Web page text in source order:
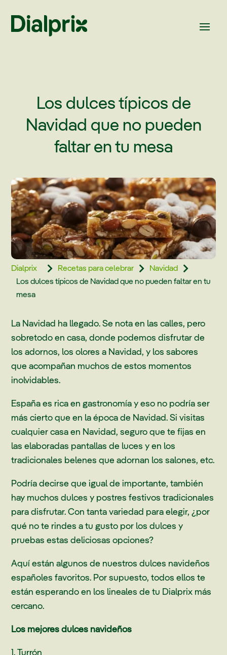
Los dulces típicos de
Navidad que no pueden
faltar en tu mesa
Dialprix  Recetas para celebrar  Navidad 
Los dulces típicos de Navidad que no pueden faltar en tu
mesa
La Navidad ha llegado. Se nota en las calles, pero
sobretodo en casa, donde podemos disfrutar de
los adornos, los olores a Navidad, y los sabores
que acompañan muchos de estos momentos
inolvidables.
España es rica en gastronomía y eso no podría ser
más cierto que en la época de Navidad. Si visitas
cualquier casa en Navidad, seguro que te fijas en
las elaboradas pantallas de luces y en los
tradicionales belenes que adornan los salones, etc.
Podría decirse que igual de importante, también
hay muchos dulces y postres festivos tradicionales
para disfrutar. Con tanta variedad para elegir, ¿por
qué no te rindes a tu gusto por los dulces y
pruebas estas deliciosas opciones?
Aquí están algunos de nuestros dulces navideños
españoles favoritos. Por supuesto, todos ellos te
están esperando en los lineales de tu Dialprix más
cercano.
Los mejores dulces navideños
1. Turrón